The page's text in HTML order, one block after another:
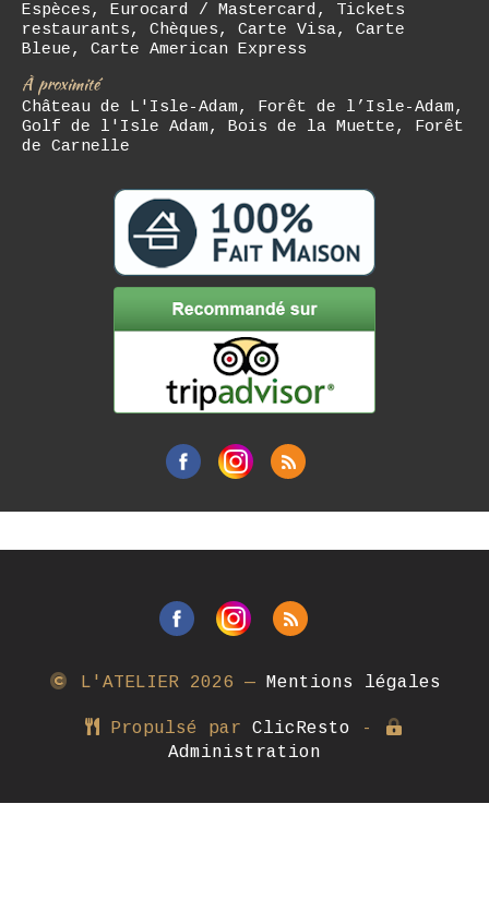
Espèces, Eurocard / Mastercard, Tickets
restaurants, Chèques, Carte Visa, Carte
Bleue, Carte American Express
À proximité
Château de L'Isle-Adam, Forêt de l’Isle-Adam,
Golf de l'Isle Adam, Bois de la Muette, Forêt
de Carnelle
L'ATELIER 2026 — Mentions légales
Propulsé par ClicResto -
Administration